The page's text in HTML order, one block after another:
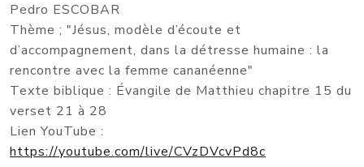
Pedro ESCOBAR
Thème ; "Jésus, modèle d’écoute et
d’accompagnement, dans la détresse humaine : la
rencontre avec la femme cananéenne"
Texte biblique : Évangile de Matthieu chapitre 15 du
verset 21 à 28
Lien YouTube :
https://youtube.com/live/CVzDVcvPd8c